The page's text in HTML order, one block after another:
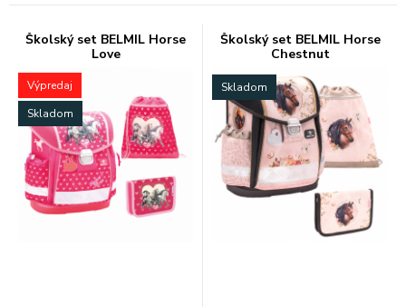
Školský set BELMIL Horse
Love
Výpredaj
Skladom
Školský set BELMIL Horse
Chestnut
Skladom